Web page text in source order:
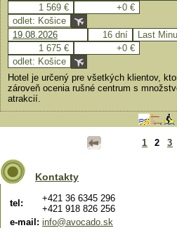
1 569 €
+0 €
odlet: Košice
19.08.2026
16 dní
Last
1 675 €
+0 €
odlet: Košice
Hotel je určený pre všetkých klientov,
zároveň ocenia rušné centrum s
atrakcií.
1 2 3
Kontakty
tel:
+421 36 6345 296
+421 918 826 256
e-mail: info@avocado.sk